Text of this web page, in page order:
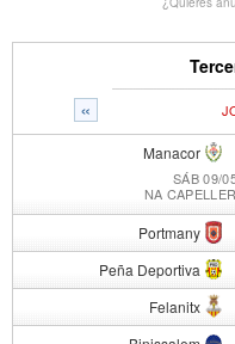
«
Manacor
SÁB 09/
NA
Portmany
Peña Deportiva
Felanitx